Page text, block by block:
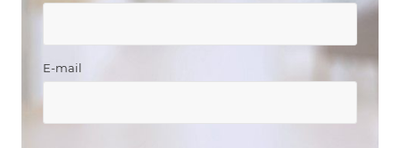
E-mail